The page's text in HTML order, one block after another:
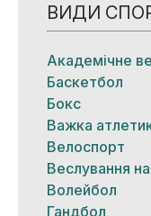
ВИДИ
Академічне
Баскетбол
Бокс
Важка
Велоспорт
Веслування
Волейбол
Гандбол